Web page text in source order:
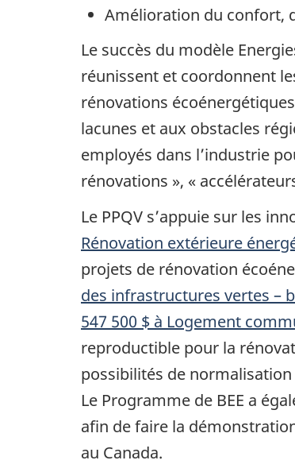
Amélioration du confort,
Le succès du modèle
réunissent et coordonnent
rénovations
lacunes et aux obstacles
employés dans l’industrie
rénovations », «
Le PPQV s’appuie sur les
Rénovation extérieure
projets de rénovation
des infrastructures vertes –
547 500 $ à Logement
reproductible pour la
possibilités de
Le Programme de BEE a
afin de faire la
au Canada.